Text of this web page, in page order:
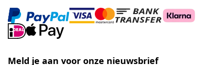
Meld je aan voor onze nieuwsbrief